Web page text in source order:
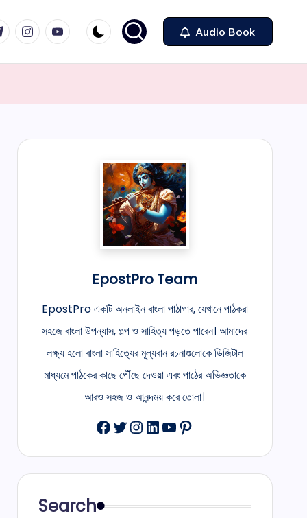
Instagram
Youtube Audio Book
EpostPro Team
EpostPro একটি অনলাইন বাংলা পাঠাগার, যেখানে পাঠকরা
সহজে বাংলা উপন্যাস, গল্প ও সাহিত্য পড়তে পারেন। আমাদের
লক্ষ্য হলো বাংলা সাহিত্যের মূল্যবান রচনাগুলোকে ডিজিটাল
মাধ্যমে পাঠকের কাছে পৌঁছে দেওয়া এবং পাঠের অভিজ্ঞতাকে
আরও সহজ ও আনন্দময় করে তোলা।
Facebook
Twitter
Instagram
LinkedIn
YouTube
Pinterest
Search